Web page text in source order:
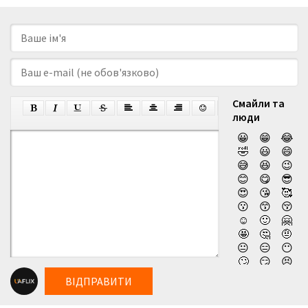
Смайли та
люди
😀
😁
😂
🤣
😃
😄
😅
😆
😉
😊
😋
😎
😍
😘
🥰
😗
😙
😚
☺️
🙂
🤗
🤩
🤔
🤨
😐
😑
😶
🙄
😏
😣
ВІДПРАВИТИ